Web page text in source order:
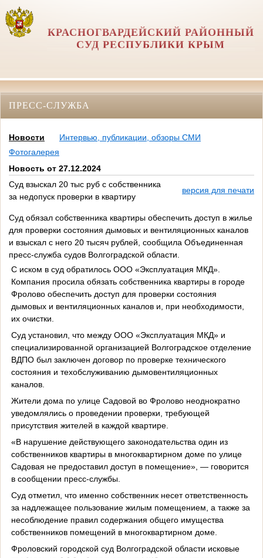
КРАСНОГВАРДЕЙСКИЙ РАЙОННЫЙ
СУД РЕСПУБЛИКИ КРЫМ
ПРЕСС-СЛУЖБА
Новости
Интервью, публикации, обзоры СМИ
Фотогалерея
Новость от 27.12.2024
Суд взыскал 20 тыс руб с собственника
за недопуск проверки в квартиру
версия для печати
Суд обязал собственника квартиры обеспечить доступ в жилье
для проверки состояния дымовых и вентиляционных каналов
и взыскал с него 20 тысяч рублей, сообщила Объединенная
пресс-служба судов Волгоградской области.
С иском в суд обратилось ООО «Эксплуатация МКД».
Компания просила обязать собственника квартиры в городе
Фролово обеспечить доступ для проверки состояния
дымовых и вентиляционных каналов и, при необходимости,
их очистки.
Суд установил, что между ООО «Эксплуатация МКД» и
специализированной организацией Волгоградское отделение
ВДПО был заключен договор по проверке технического
состояния и техобслуживанию дымовентиляционных
каналов.
Жители дома по улице Садовой во Фролово неоднократно
уведомлялись о проведении проверки, требующей
присутствия жителей в каждой квартире.
«В нарушение действующего законодательства один из
собственников квартиры в многоквартирном доме по улице
Садовая не предоставил доступ в помещение», — говорится
в сообщении пресс-службы.
Суд отметил, что именно собственник несет ответственность
за надлежащее пользование жилым помещением, а также за
несоблюдение правил содержания общего имущества
собственников помещений в многоквартирном доме.
Фроловский городской суд Волгоградской области исковые